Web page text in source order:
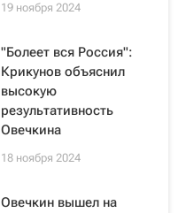
19 ноября 2024
"Болеет вся Россия":
Крикунов объяснил
высокую
результативность
Овечкина
18 ноября 2024
Овечкин вышел на